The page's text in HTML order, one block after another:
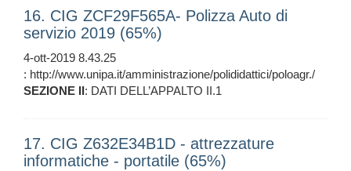
16. CIG ZCF29F565A- Polizza Auto di
servizio 2019 (65%)
4-ott-2019 8.43.25
: http://www.unipa.it/amministrazione/polididattici/poloagr./
SEZIONE II: DATI DELL’APPALTO II.1
17. CIG Z632E34B1D - attrezzature
informatiche - portatile (65%)